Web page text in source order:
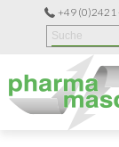
+49 (0)2421